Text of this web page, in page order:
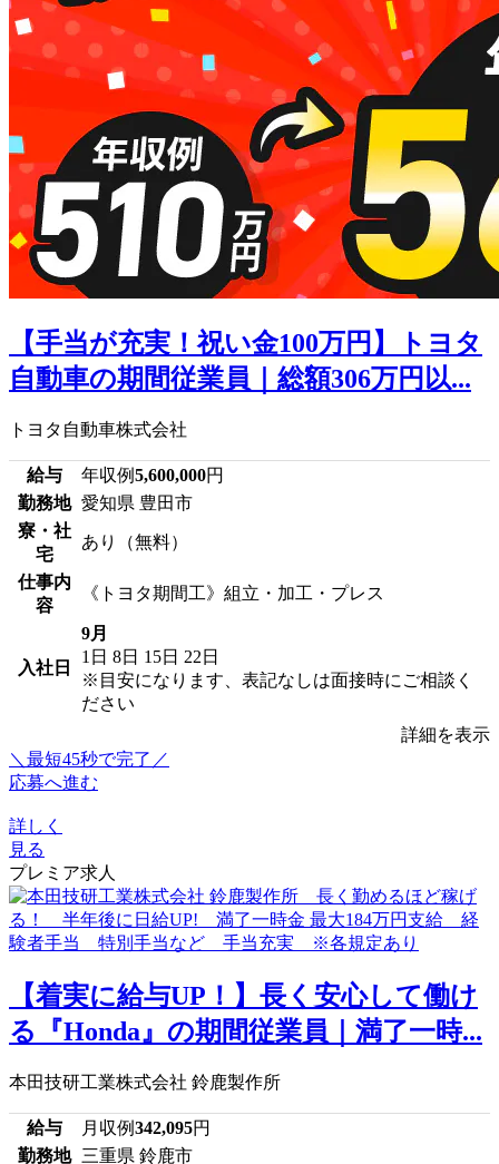
【手当が充実！祝い金100万円】トヨタ
自動車の期間従業員｜総額306万円以...
トヨタ自動車株式会社
給与 年収例5,600,000円
勤務地 愛知県 豊田市
寮・社
宅
あり（無料）
仕事内
容
《トヨタ期間工》組立・加工・プレス
入社日
9月
1日 8日 15日 22日
※目安になります、表記なしは面接時にご相談く
ださい
詳細を表示
＼最短45秒で完了／
応募へ進む
詳しく
見る
プレミア求人
【着実に給与UP！】長く安心して働け
る『Honda』の期間従業員｜満了一時...
本田技研工業株式会社 鈴鹿製作所
給与 月収例342,095円
勤務地 三重県 鈴鹿市